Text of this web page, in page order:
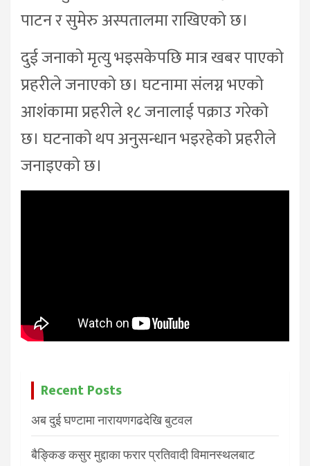
पाटन र सुमेरु अस्पतालमा राखिएको छ।
दुई जनाको मृत्यु भइसकेपछि मात्र खबर पाएको
प्रहरीले जनाएको छ। घटनामा संलग्न भएको
आशंकामा प्रहरीले १८ जनालाई पक्राउ गरेको
छ। घटनाको थप अनुसन्धान भइरहेको प्रहरीले
जनाइएको छ।
Recent Posts
अब दुई घण्टामा नारायणगढदेखि बुटवल
बैङ्किङ कसुर मुद्दाका फरार प्रतिवादी विमानस्थलबाट